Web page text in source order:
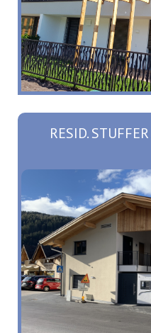
RESID.